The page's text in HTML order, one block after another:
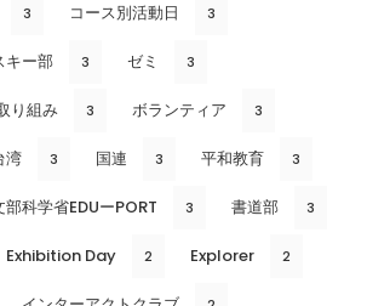
3 コース別活動日 3
キー部 3 ゼミ 3
り組み 3 ボランティア 3
湾 3 国連 3 平和教育 3
部科学省EDUーPORT 3 書道部 3
Exhibition Day 2 Explorer 2